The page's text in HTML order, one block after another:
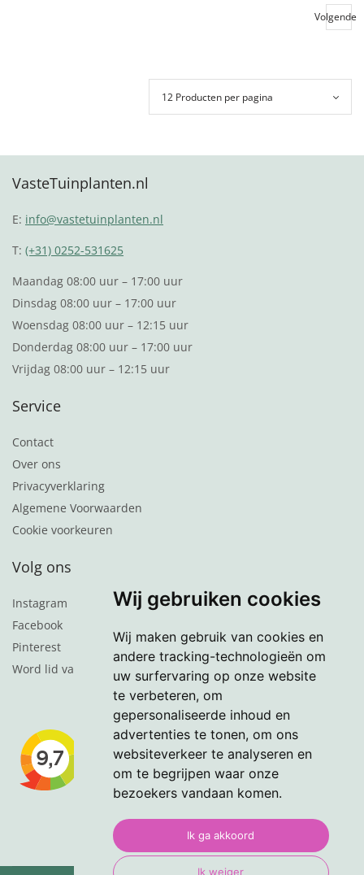
Wij gebruiken cookies
Wij maken gebruik van cookies en
andere tracking-technologieën om
uw surfervaring op onze website
te verbeteren, om
gepersonaliseerde inhoud en
advertenties te tonen, om ons
websiteverkeer te analyseren en
om te begrijpen waar onze
bezoekers vandaan komen.
Ik ga akkoord
Ik weiger
Volgende
VasteTuinplanten.nl
E: info@vastetuinplanten.nl
T:(+31) 0252-531625
Maandag 08:00 uur – 17:00 uur
Dinsdag 08:00 uur – 17:00 uur
Woensdag 08:00 uur – 12:15 uur
Donderdag 08:00 uur – 17:00 uur
Vrijdag 08:00 uur – 12:15 uur
Service
Contact
Over ons
Privacyverklaring
Algemene Voorwaarden
Cookie voorkeuren
Volg ons
Instagram
Facebook
Pinterest
Word lid van de nieuwsbrief